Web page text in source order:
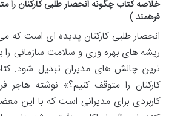
خلاصه کتاب چگونه انحصار طلبی کارکنان را
فرهمند )
انحصار طلبی کارکنان پدیده ای است که می
ریشه های بهره وری و سلامت سازمانی را
ترین چالش های مدیران تبدیل شود.
کارکنان را متوقف کنیم؟» نوشته هاجر
کاربردی برای مدیرانی است که با این